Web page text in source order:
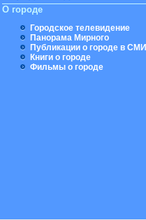
О городе
Городское телевидение
Панорама Мирного
Публикации о городе в СМИ
Книги о городе
Фильмы о городе